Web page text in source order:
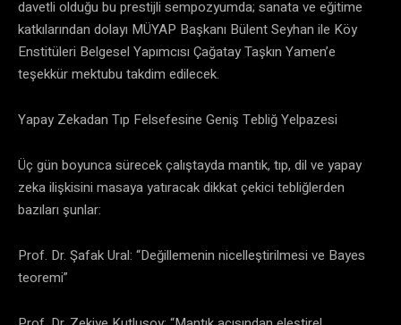
davetli olduğu bu prestijli sempozyumda; sanata ve eğitime
katkılarından dolayı MÜYAP Başkanı Bülent Seyhan ile Köy
Enstitüleri Belgesel Yapımcısı Çağatay Taşkın Yamen’e
teşekkür mektubu takdim edilecek.
​Yapay Zekadan Tıp Felsefesine Geniş Tebliğ Yelpazesi
​Üç gün boyunca sürecek çalıştayda mantık, tıp, dil ve yapay
zeka ilişkisini masaya yatıracak dikkat çekici tebliğlerden
bazıları şunlar:
​Prof. Dr. Şafak Ural: “Değillemenin nicelleştirilmesi ve Bayes
teoremi”